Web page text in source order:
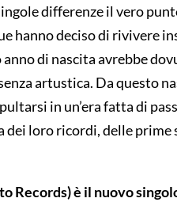
differenze il vero
hanno deciso di rivivere
di nascita avrebbe
artustica. Da questo
in un’era fatta di
dei loro ricordi, delle
Records) è il nuovo